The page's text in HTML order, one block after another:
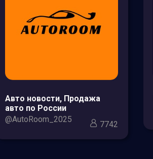
Авто новости, Продажа
авто по России
@AutoRoom_2025
7742